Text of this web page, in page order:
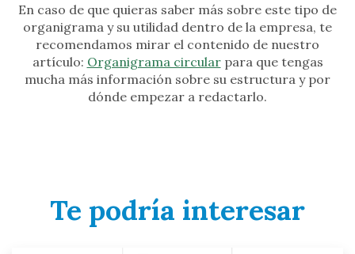
En caso de que quieras saber más sobre este tipo de
organigrama y su utilidad dentro de la empresa, te
recomendamos mirar el contenido de nuestro
artículo: Organigrama circularpara que tengas
mucha más información sobre su estructura y por
dónde empezar a redactarlo.
Te podría interesar